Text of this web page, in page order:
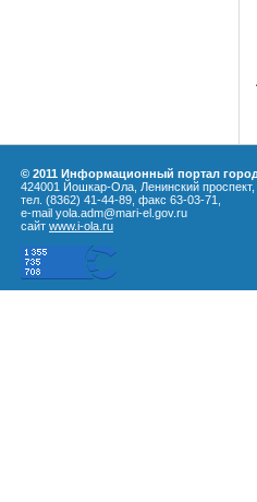
© 2011 Информационный портал
424001 Йошкар-Ола, Ленинский проспект,
тел. (8362) 41-44-89, факс 63-03-71,
e-mail yola.adm@mari-el.gov.ru
сайт www.i-ola.ru